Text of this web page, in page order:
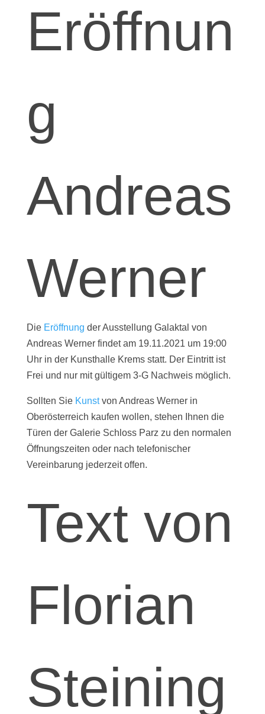
Eröffnun
g
Andreas
Werner
Die Eröffnung der Ausstellung Galaktal von
Andreas Werner findet am 19.11.2021 um 19:00
Uhr in der Kunsthalle Krems statt. Der Eintritt ist
Frei und nur mit gültigem 3-G Nachweis möglich.
Sollten Sie Kunstvon Andreas Werner in
Oberösterreich kaufen wollen, stehen Ihnen die
Türen der Galerie Schloss Parz zu den normalen
Öffnungszeiten oder nach telefonischer
Vereinbarung jederzeit offen.
Text von
Florian
Steining